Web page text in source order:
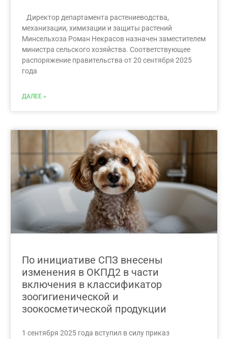
Директор департамента растениеводства,
механизации, химизации и защиты растений
Минсельхоза Роман Некрасов назначен заместителем
министра сельского хозяйства. Соответствующее
распоряжение правительства от 20 сентября 2025
года
ДАЛЕЕ »
По инициативе СПЗ внесены
изменения в ОКПД2 в части
включения в классификатор
зоогигиенической и
зоокосметической продукции
1 сентября 2025 года вступил в силу приказ